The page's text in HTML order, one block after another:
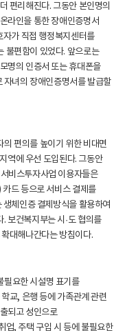
편리해진다. 그동안 본인명의
라인을 통한 장애인증명서
자가 직접 행정복지센터를
불편함이 있었다. 앞으로는
명의 인증서 또는 휴대폰을
자녀의 장애인증명서를 발급할
편의를 높이기 위한 비대면
역에 우선 도입된다. 그동안
비스투자사업 이용자들은
드 등으로 서비스 결제를
체인증 결제방식을 활용하여
보건복지부는 시 ·도 협의를
대해나간다는 방침이다.
필요한 시설명 표기를
교, 은행 등에 가족관계 관련
되고 성인으로
업, 주택 구입 시 등에 불필요한